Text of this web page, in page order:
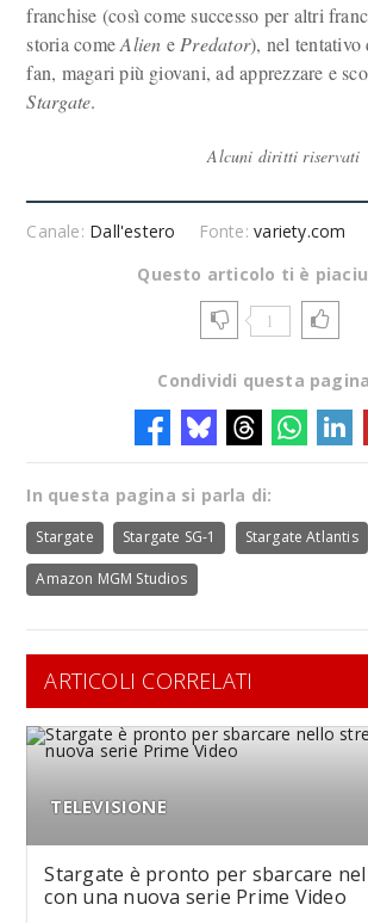
franchise (così come successo per altri
storia comeAlien e Predator), nel tentativo
fan, magari più giovani, ad apprezzare e
Stargate.
Alcuni diritti riservati
Canale: Dall'estero Fonte:variety.com
Questo articolo ti è
1
Condividi questa
In questa pagina si parla di:
Stargate Stargate SG-1 Stargate Atlantis
Amazon MGM Studios
ARTICOLI CORRELATI
TELEVISIONE
Stargate è pronto per sbarcare
con una nuova serie Prime Video